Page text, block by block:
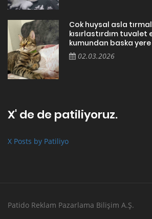
Cok huysal asla
kısırlastırdım
kumundan baska yere
02.03.2026
X' de de patiliyoruz.
X Posts by Patiliyo
Patido Reklam Pazarlama Bilişim A.Ş.